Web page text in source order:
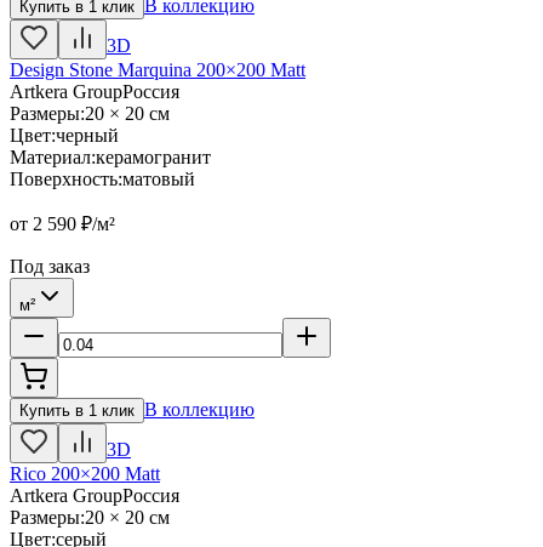
Купить в 1 клик
В коллекцию
3D
Design Stone Marquina 200×200 Matt
Artkera GroupРоссия
Размеры:20 × 20 см
Цвет:черный
Материал:керамогранит
Поверхность:матовый
от 2 590 ₽/м²
Под заказ
м²
Купить в 1 клик В коллекцию
3D
Rico 200×200 Matt
Artkera GroupРоссия
Размеры:20 × 20 см
Цвет:серый